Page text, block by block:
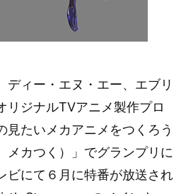
ディー・エヌ・エー、エブリ
リジナルTVアニメ製作プロ
見たいメカアニメをつくろう
メカつく）」でグランプリに
ビにて６月に特番が放送され